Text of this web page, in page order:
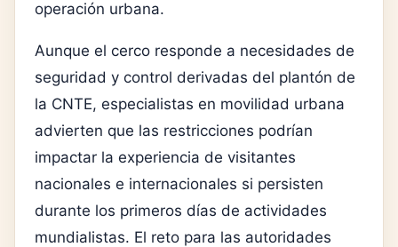
operación urbana.
Aunque el cerco responde a necesidades de
seguridad y control derivadas del plantón de
la CNTE, especialistas en movilidad urbana
advierten que las restricciones podrían
impactar la experiencia de visitantes
nacionales e internacionales si persisten
durante los primeros días de actividades
mundialistas. El reto para las autoridades